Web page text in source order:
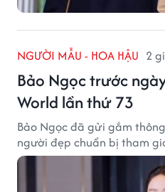
NGƯỜI MẪU - HOA HẬU 2
Bảo Ngọc trước
World lần thứ 73
Bảo Ngọc đã gửi gắm
người đẹp chuẩn bị tham